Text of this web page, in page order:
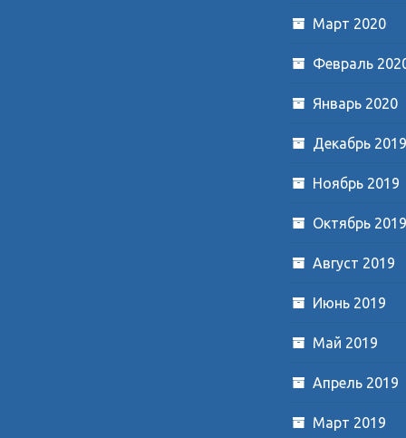
Март 2020
Февраль
Январь 2020
Декабрь 2019
Ноябрь 2019
Октябрь 2019
Август 2019
Июнь 2019
Май 2019
Апрель 2019
Март 2019